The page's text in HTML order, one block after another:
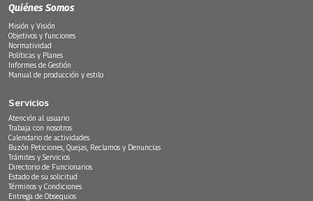
Quiénes Somos
Misión y Visión
Objetivos y funciones
Normatividad
Políticas y Planes
Informes de Gestión
Manual de producción y estilo
Servicios
Atención al usuario
Trabaja con nosotros
Calendario de actividades
Buzón Peticiones, Quejas, Reclamos y Denuncias
Trámites y Servicios
Directorio de Funcionarios
Estado de su solicitud
Términos y Condiciones
Entrega de Obsequios